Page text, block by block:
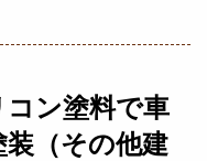
コン塗料で車
（その他建